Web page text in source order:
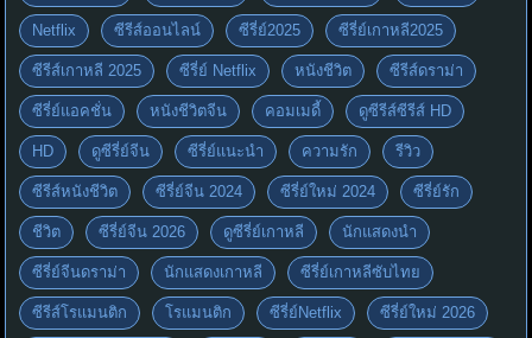
Netflix ซีรีส์ออนไลน์ ซีรี่ย์2025 ซีรี่ย์เกาหลี2025
ซีรีส์เกาหลี 2025 ซีรี่ย์ Netflix หนังชีวิต ซีรีส์ดราม่า
ซีรี่ย์แอคชั่น หนังชีวิตจีน คอมเมดี้ ดูซีรีส์ซีรีส์ HD
HD ดูซีรี่ย์จีน ซีรี่ย์แนะนำ ความรัก รีวิว
ซีรีส์หนังชีวิต ซีรี่ย์จีน 2024 ซีรี่ย์ใหม่ 2024 ซีรี่ย์รัก
ชีวิต ซีรี่ย์จีน 2026 ดูซีรี่ย์เกาหลี นักแสดงนำ
ซีรี่ย์จีนดราม่า นักแสดงเกาหลี ซีรี่ย์เกาหลีซับไทย
ซีรีส์โรแมนติก โรแมนติก ซีรี่ย์Netflix ซีรี่ย์ใหม่ 2026